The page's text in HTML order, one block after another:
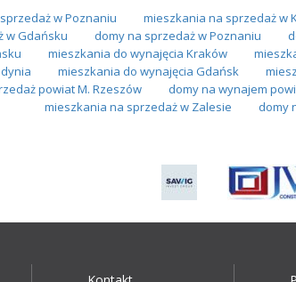
w Poznaniu mieszkania na sprzedaż w
w Gdańsku
domy na sprzedaż w Poznaniu
mieszkania do wynajęcia Kraków
mieszkania do wynajęcia Gdańsk
powiat M. Rzeszów
domy na wynajem
mieszkania na sprzedaż w Zalesie
domy